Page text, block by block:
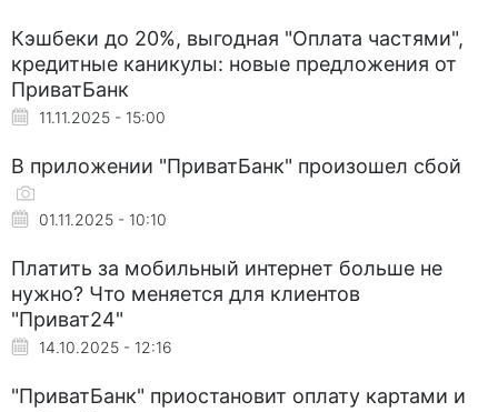
Кэшбеки до 20%, выгодная "Оплата частями",
кредитные каникулы: новые предложения от
ПриватБанк
11.11.2025 - 15:00
В приложении "ПриватБанк" произошел сбой
01.11.2025 - 10:10
Платить за мобильный интернет больше не
нужно? Что меняется для клиентов
"Приват24"
14.10.2025 - 12:16
"ПриватБанк" приостановит оплату картами и